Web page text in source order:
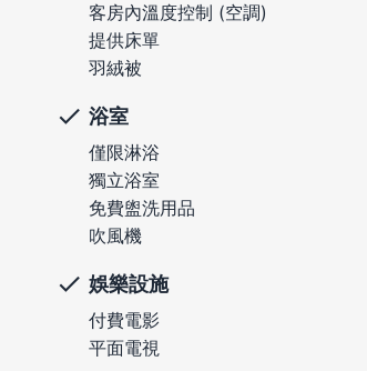
客房內溫度控制 (空調)
提供床單
羽絨被
浴室
僅限淋浴
獨立浴室
免費盥洗用品
吹風機
娛樂設施
付費電影
平面電視